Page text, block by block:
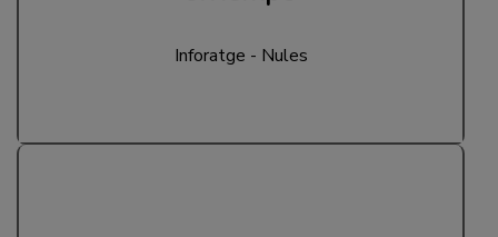
Inforatge - Nules